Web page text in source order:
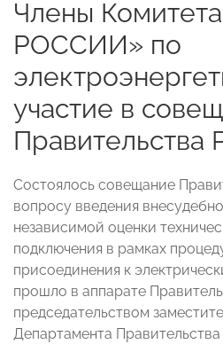
Члены
РОССИИ» по
участие в
Правительства
Состоялось совещание
вопросу введения
независимой оценки
подключения в рамках
присоединения к
прошло в аппарате
председательством
Департамента